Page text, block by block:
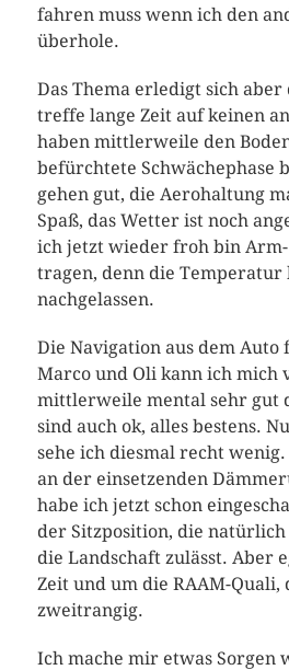
fahren muss wenn ich den
überhole.
Das Thema erledigt sich aber
treffe lange Zeit auf keinen
haben mittlerweile den
befürchtete Schwächephase
gehen gut, die Aerohaltung
Spaß, das Wetter ist noch
ich jetzt wieder froh bin
tragen, denn die Temperatur
nachgelassen.
Die Navigation aus dem
Marco und Oli kann ich mich
mittlerweile mental sehr gut
sind auch ok, alles bestens.
sehe ich diesmal recht
an der einsetzenden
habe ich jetzt schon
der Sitzposition, die
die Landschaft zulässt. Aber
Zeit und um die RAAM-Quali,
zweitrangig.
Ich mache mir etwas Sorgen